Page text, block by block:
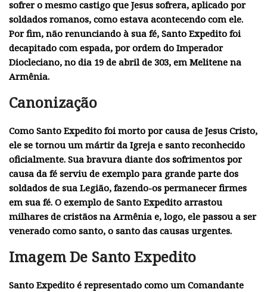
sofrer o mesmo castigo que Jesus sofrera, aplicado por
soldados romanos, como estava acontecendo com ele.
Por fim, não renunciando à sua fé, Santo Expedito foi
decapitado com espada, por ordem do Imperador
Diocleciano, no dia 19 de abril de 303, em Melitene na
Armênia.
Canonização
Como Santo Expedito foi morto por causa de Jesus Cristo,
ele se tornou um mártir da Igreja e santo reconhecido
oficialmente. Sua bravura diante dos sofrimentos por
causa da fé serviu de exemplo para grande parte dos
soldados de sua Legião, fazendo-os permanecer firmes
em sua fé. O exemplo de Santo Expedito arrastou
milhares de cristãos na Armênia e, logo, ele passou a ser
venerado como santo, o santo das causas urgentes.
Imagem De Santo Expedito
Santo Expedito é representado como um Comandante